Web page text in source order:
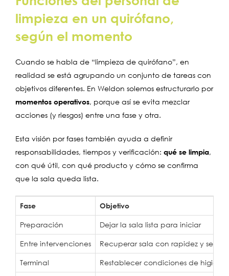
limpieza en un quirófano,
según el momento
Cuando se habla de “limpieza de quirófano”, en
realidad se está agrupando un conjunto de tareas con
objetivos diferentes. En Weldon solemos estructurarlo por
momentos operativos, porque así se evita mezclar
acciones (y riesgos) entre una fase y otra.
Esta visión por fases también ayuda a definir
responsabilidades, tiempos y verificación: qué se limpia,
con qué útil, con qué producto y cómo se confirma
que la sala queda lista.
Fase Objetivo
Preparación Dejar la sala lista para iniciar
Entre intervenciones Recuperar sala con rapidez y
Terminal Restablecer condiciones de higiene